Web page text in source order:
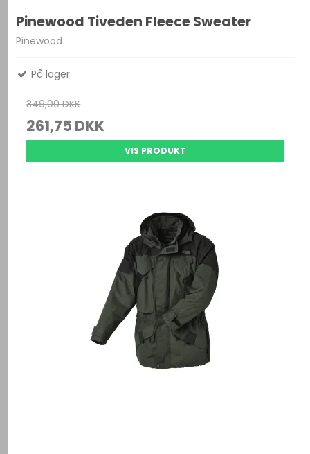
Pinewood Tiveden Fleece Sweater
Pinewood
På lager
349,00 DKK
261,75 DKK
VIS PRODUKT